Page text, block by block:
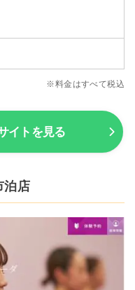
※料金はすべて税込
イトを見る
泊店